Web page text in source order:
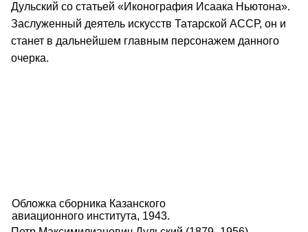
Дульский со статьей «Иконография Исаака Ньютона».
Заслуженный деятель искусств Татарской АССР, он и
станет в дальнейшем главным персонажем данного
очерка.
Обложка сборника Казанского
авиационного института, 1943.